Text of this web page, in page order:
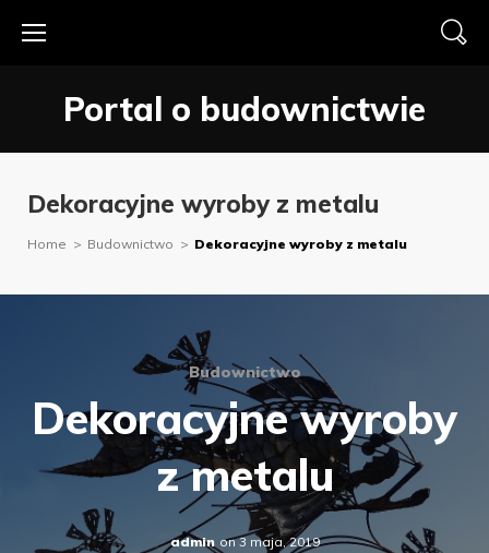
Portal o budownictwie
Dekoracyjne wyroby z metalu
Home > Budownictwo > Dekoracyjne wyroby z metalu
Budownictwo
Dekoracyjne wyroby
z metalu
admin on3 maja, 2019